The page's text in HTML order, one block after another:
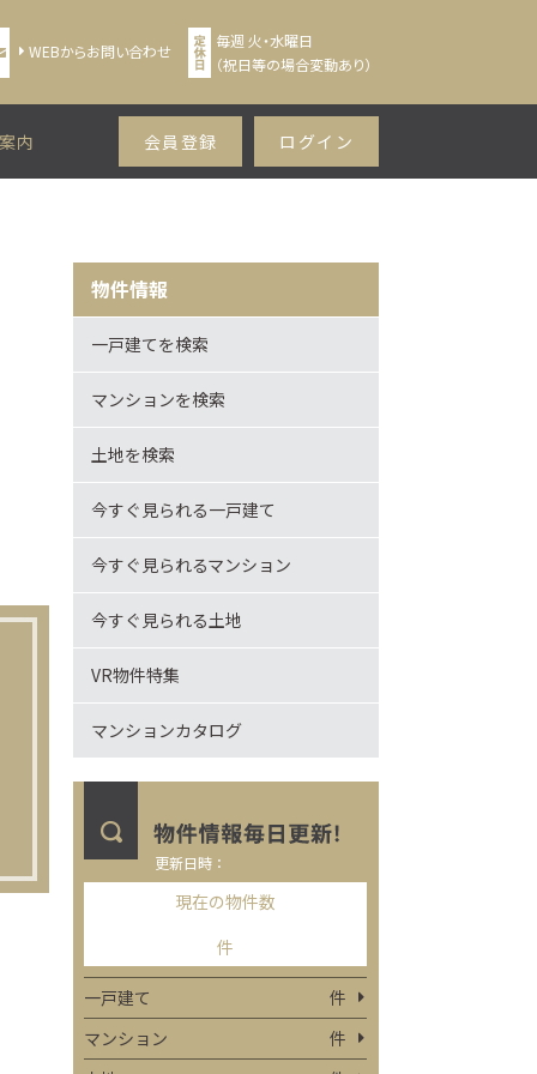
WEBからお問い合わせ
毎週 火・水曜日
（祝日等の場合変動あり）
内 会員登録 ログイン
物件情報
一戸建てを検索
マンションを検索
土地を検索
今すぐ見られる一戸建て
今すぐ見られるマンション
今すぐ見られる土地
VR物件特集
マンションカタログ
更新日時：
現在の物件数
件
一戸建て
件
マンション
件